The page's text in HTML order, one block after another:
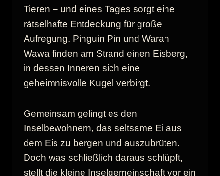
Tieren – und eines Tages sorgt eine
rätselhafte Entdeckung für große
Aufregung. Pinguin Pin und Waran
Wawa finden am Strand einen Eisberg,
in dessen Inneren sich eine
geheimnisvolle Kugel verbirgt.
Gemeinsam gelingt es den
Inselbewohnern, das seltsame Ei aus
dem Eis zu bergen und auszubrüten.
Doch was schließlich daraus schlüpft,
stellt die kleine Inselgemeinschaft vor ein